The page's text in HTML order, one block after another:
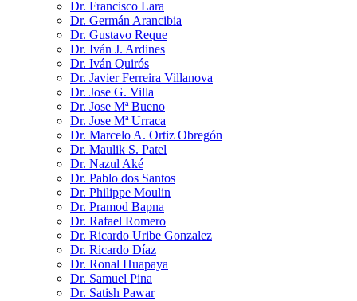
Dr. Francisco Lara
Dr. Germán Arancibia
Dr. Gustavo Reque
Dr. Iván J. Ardines
Dr. Iván Quirós
Dr. Javier Ferreira Villanova
Dr. Jose G. Villa
Dr. Jose Mª Bueno
Dr. Jose Mª Urraca
Dr. Marcelo A. Ortiz Obregón
Dr. Maulik S. Patel
Dr. Nazul Aké
Dr. Pablo dos Santos
Dr. Philippe Moulin
Dr. Pramod Bapna
Dr. Rafael Romero
Dr. Ricardo Uribe Gonzalez
Dr. Ricardo Díaz
Dr. Ronal Huapaya
Dr. Samuel Pina
Dr. Satish Pawar